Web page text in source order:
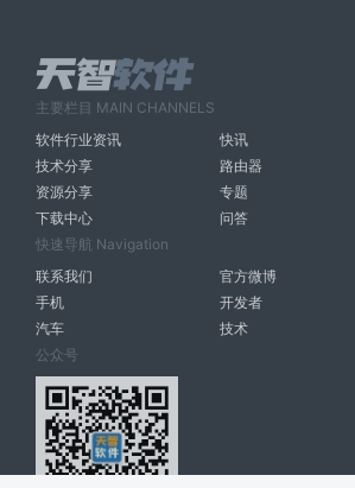
主要栏目 MAIN CHANNELS
软件行业资讯
快讯
技术分享
路由器
资源分享
专题
下载中心
问答
快速导航 Navigation
联系我们
官方微博
手机
开发者
汽车
技术
公众号